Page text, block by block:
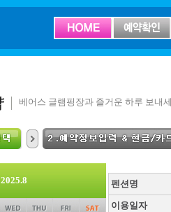
베어스 글램핑장과 즐거운 하루 보내
2025.8 펜션명
이용일자